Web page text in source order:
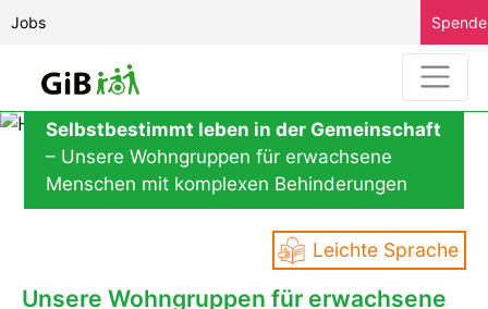
Jobs
Selbstbestimmt leben in der Gemeinschaft
– Unsere Wohngruppen für erwachsene
Menschen mit komplexen Behinderungen
Leichte Sprache
Unsere Wohngruppen für erwachsene